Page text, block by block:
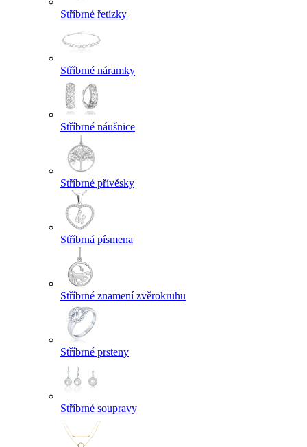
Stříbrné řetízky
Stříbrné náramky
Stříbrné náušnice
Stříbrné přívěsky
Stříbrná písmena
Stříbrné znamení zvěrokruhu
Stříbrné prsteny
Stříbrné soupravy